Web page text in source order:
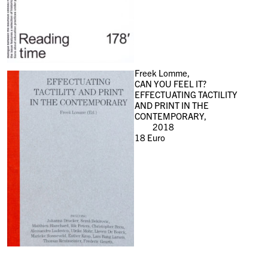
Freek Lomme,
CAN YOU FEEL IT?
EFFECTUATING TACTILITY
AND PRINT IN THE
CONTEMPORARY,
2018
18Euro